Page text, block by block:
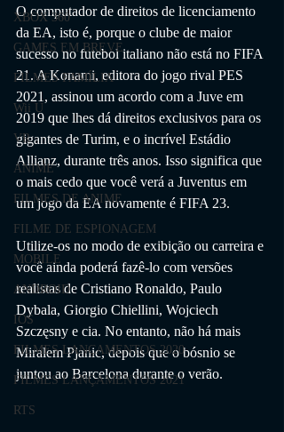
XBOX 360
GAMES EM BREVE
FILMES FAMÍLIA
Wii U
VR
ANIME
FILMES DE ANIME
FILME DE ESPIONAGEM
MOBILE
ANDROID
IOS
FILMES LANÇAMENTOS 2020
FILMES LANÇAMENTOS 2021
RTS
O computador de direitos de licenciamento
da EA, isto é, porque o clube de maior
sucesso no futebol italiano não está no FIFA
21. A Konami, editora do jogo rival PES
2021, assinou um acordo com a Juve em
2019 que lhes dá direitos exclusivos para os
gigantes de Turim, e o incrível Estádio
Allianz, durante três anos. Isso significa que
o mais cedo que você verá a Juventus em
um jogo da EA novamente é FIFA 23.
Utilize-os no modo de exibição ou carreira e
você ainda poderá fazê-lo com versões
realistas de Cristiano Ronaldo, Paulo
Dybala, Giorgio Chiellini, Wojciech
Szczęsny e cia. No entanto, não há mais
Miralem Pjanic, depois que o bósnio se
juntou ao Barcelona durante o verão.